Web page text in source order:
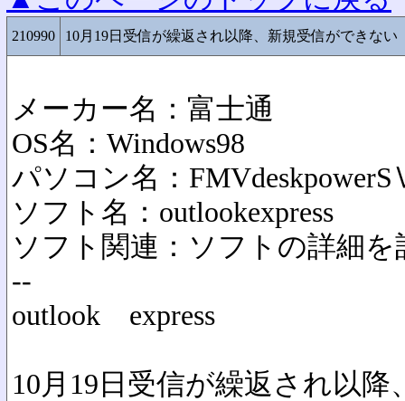
210990 10月19日受信が繰返され以降、新規受信ができない
メーカー名：富士通
OS名：Windows98
パソコン名：
ソフト名：outlookexpress
ソフト関連：ソフトの詳細を
--
outlook express
10月19日受信が繰返され以